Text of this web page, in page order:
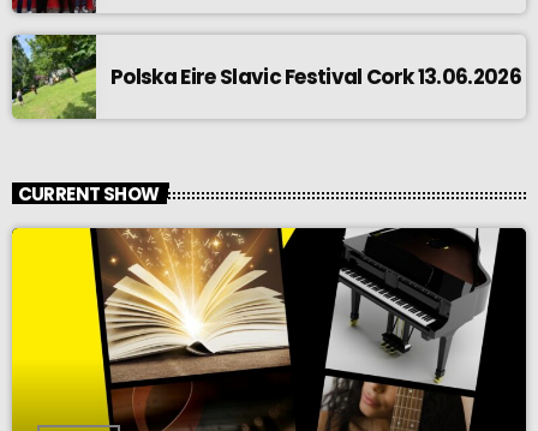
Polska Eire Slavic Festival Cork 13.06.2026
CURRENT SHOW